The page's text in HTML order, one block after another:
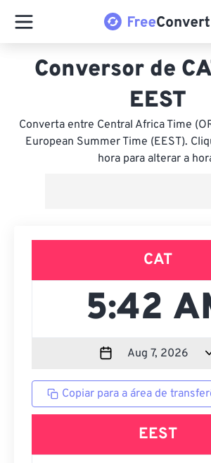
Conversor de
EEST
Converta entre Central Africa Time
European Summer Time (EEST).
hora para alterar a
CAT
Copiar para a área de
EEST